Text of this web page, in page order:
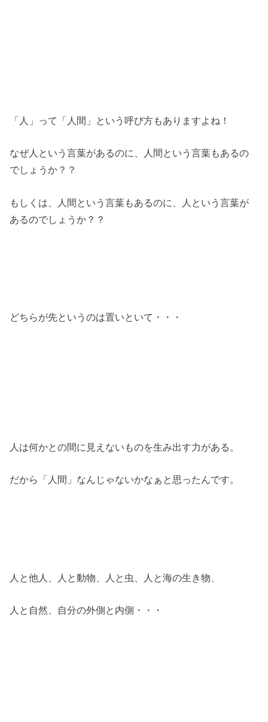
「人」って「人間」という呼び方もありますよね！
なぜ人という言葉があるのに、人間という言葉もあるの
でしょうか？？
もしくは、人間という言葉もあるのに、人という言葉が
あるのでしょうか？？
どちらが先というのは置いといて・・・
人は何かとの間に見えないものを生み出す力がある。
だから「人間」なんじゃないかなぁと思ったんです。
人と他人、人と動物、人と虫、人と海の生き物、
人と自然、自分の外側と内側・・・